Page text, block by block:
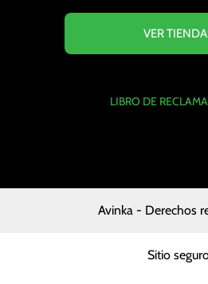
VER
LIBRO DE
Avinka - Derechos
Sitio